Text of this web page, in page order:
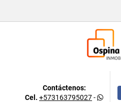
Contáctenos:
Cel. +573163795027-